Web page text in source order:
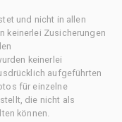
und nicht in allen
keinerlei Zusicherungen
keinerlei
aufgeführten
für einzelne
die nicht als
können.